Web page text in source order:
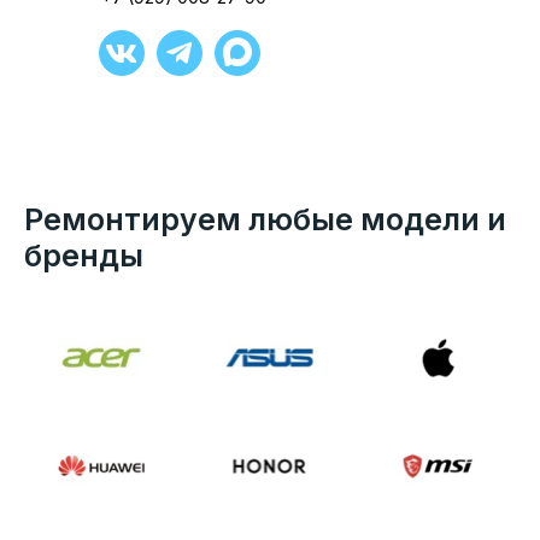
Ремонтируем любые модели и
бренды